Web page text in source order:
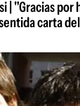
| "Gracias por
carta